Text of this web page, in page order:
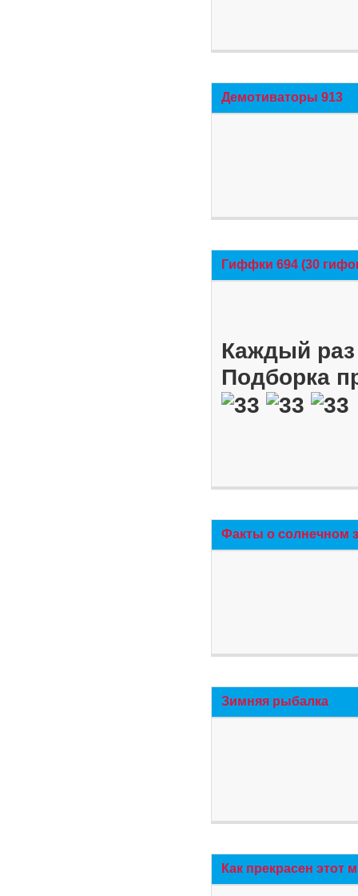
Демотиваторы 913
Гиффки 694 (30
Каждый
Подборка
Факты о солнечном
Зимняя рыбалка
Как прекрасен этот